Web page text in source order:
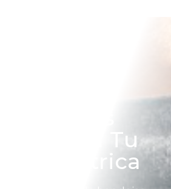
Para Tu
Eléctrica